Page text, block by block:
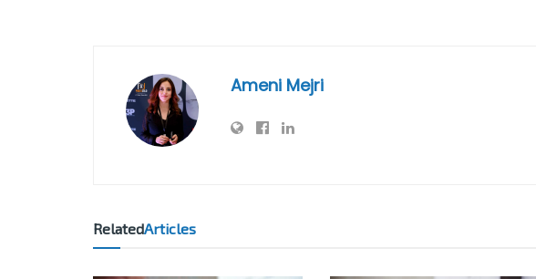
Ameni Mejri
RelatedArticles